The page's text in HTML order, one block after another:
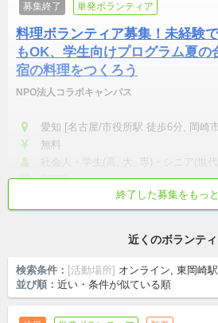
募集終了 単発ボランティア
料理ボランティア募集！未経験で
もOK、学生向けプログラム夏の
宿の料理をつくろう
NPO法人コラボキャンパス
愛知 [名古屋/市役所駅 徒歩6分, 岡崎
無料
社会人・学生(高, 大, 専)・シニア(世
2日間
学校/仕事終わりから参加
終了した募集をもっ
近くのボランテ
検索条件： [活動場所] オンライン, 東岡崎
並び順： 近い・条件が似ている順